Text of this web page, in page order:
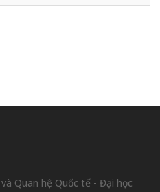
Quan hệ Quốc tế - Đại học